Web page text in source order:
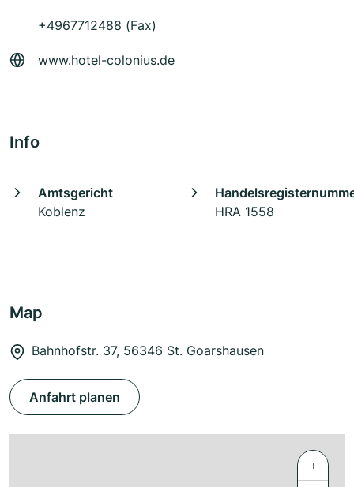
+4967712488 (Fax)
www.hotel-colonius.de
Info
Amtsgericht
Koblenz
HRA 1558
Map
Bahnhofstr. 37, 56346 St. Goarshausen
Anfahrt planen
+